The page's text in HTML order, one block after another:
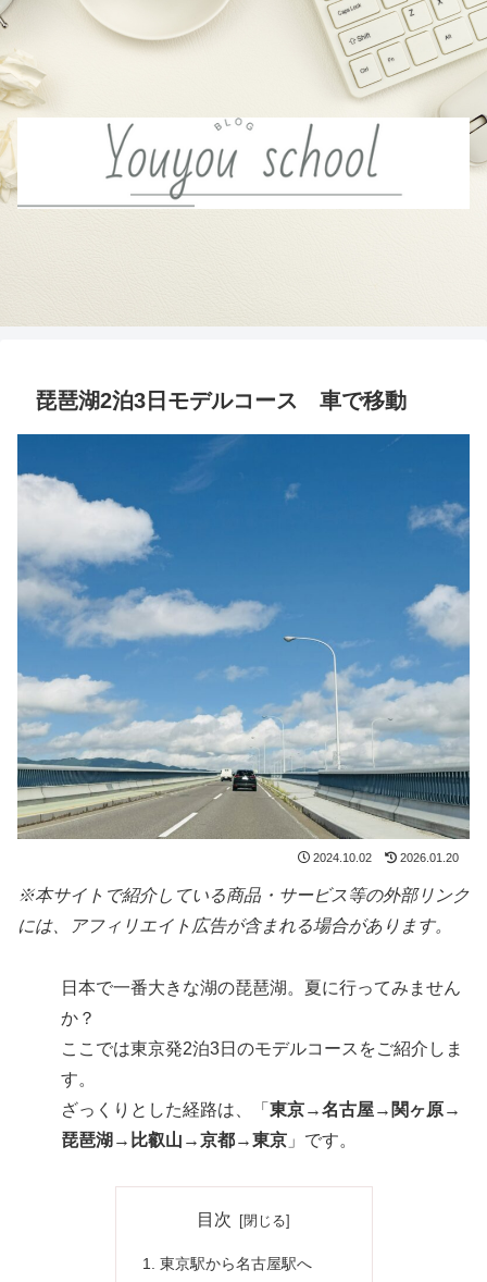
琵琶湖2泊3日モデルコース 車で移動
2024.10.02 2026.01.20
※本サイトで紹介している商品・サービス等の外部リンク
には、アフィリエイト広告が含まれる場合があります。
日本で一番大きな湖の琵琶湖。夏に行ってみません
か？
ここでは東京発2泊3日のモデルコースをご紹介しま
す。
ざっくりとした経路は、「 東京→名古屋→関ヶ原→
琵琶湖→比叡山→京都→東京 」です。
目次
東京駅から名古屋駅へ